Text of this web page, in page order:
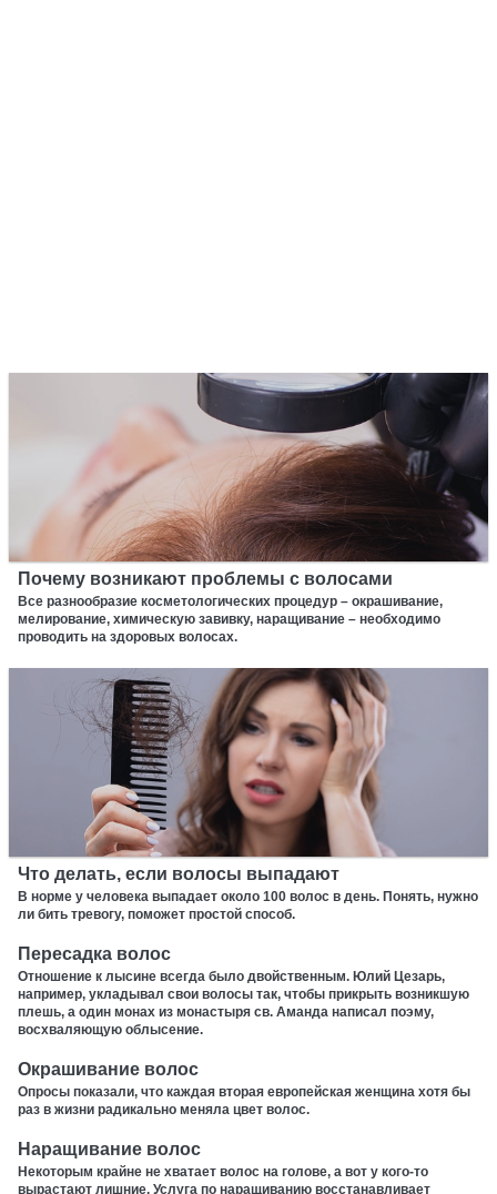
Почему возникают проблемы с волосами
Все разнообразие косметологических процедур – окрашивание,
мелирование, химическую завивку, наращивание – необходимо
проводить на здоровых волосах.
Что делать, если волосы выпадают
В норме у человека выпадает около 100 волос в день. Понять, нужно
ли бить тревогу, поможет простой способ.
Пересадка волос
Отношение к лысине всегда было двойственным. Юлий Цезарь,
например, укладывал свои волосы так, чтобы прикрыть возникшую
плешь, а один монах из монастыря св. Аманда написал поэму,
восхваляющую облысение.
Окрашивание волос
Опросы показали, что каждая вторая европейская женщина хотя бы
раз в жизни радикально меняла цвет волос.
Наращивание волос
Некоторым крайне не хватает волос на голове, а вот у кого-то
вырастают лишние. Услуга по наращиванию восстанавливает